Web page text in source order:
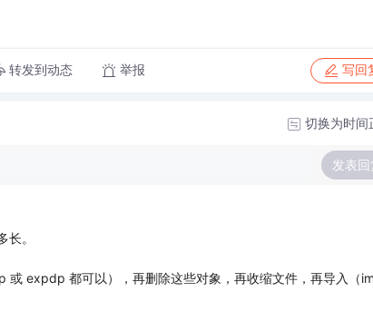
转发到动态 举报 写回
切换为时间
发表回
。
或 expdp 都可以），再删除这些对象，再收缩文件，再导入（